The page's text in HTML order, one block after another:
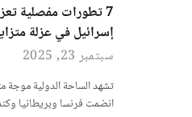
7 تطورات مفصلية
إسرائيل في عزلة
سبتمبر 23, 2025
تشهد الساحة الدولية موجة
انضمت فرنسا وبريطانيا